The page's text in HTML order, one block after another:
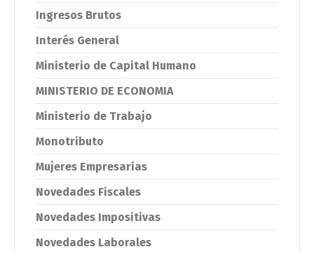
Ingresos Brutos
Interés General
Ministerio de Capital Humano
MINISTERIO DE ECONOMIA
Ministerio de Trabajo
Monotributo
Mujeres Empresarias
Novedades Fiscales
Novedades Impositivas
Novedades Laborales